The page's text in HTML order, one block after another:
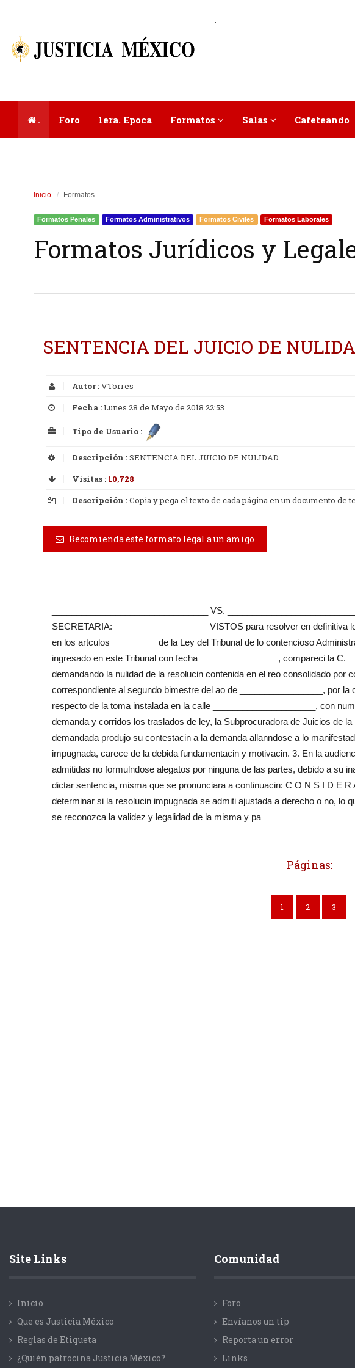
.
. Foro 1era. Epoca Formatos Salas Cafeteando
Inicio Formatos
Formatos Penales Formatos Administrativos Formatos Civiles Formatos Laborales
Formatos Jurídicos y
SENTENCIA DEL JUICIO DE
Autor :VTorres
Fecha :Lunes 28 de Mayo de 2018 22:53
Tipo de Usuario :
Descripción :SENTENCIA DEL JUICIO DE NULIDAD
Visitas : 10,728
Descripción :Copia y pega el texto de cada página en un documento de
Recomienda este formato legal a un amigo
________________________________ VS.
SECRETARIA: ___________________ VISTOS para resolver en
en los artculos _________ de la Ley del Tribunal de lo contencioso
ingresado en este Tribunal con fecha ________________, compareci la C.
demandando la nulidad de la resolucin contenida en el reo consolidado por
correspondiente al segundo bimestre del ao de _________________, por
respecto de la toma instalada en la calle _____________________, con
demanda y corridos los traslados de ley, la Subprocuradora de Juicios de
demandada produjo su contestacin a la demanda allanndose a lo
impugnada, carece de la debida fundamentacin y motivacin. 3. En la
admitidas no formulndose alegatos por ninguna de las partes, debido a su
dictar sentencia, misma que se pronunciara a continuacin: C O N S I D E
determinar si la resolucin impugnada se admiti ajustada a derecho o no, lo
se reconozca la validez y legalidad de la misma y pa
Páginas:
1 2 3
Site Links
Inicio
Que es Justicia México
Reglas de Etiqueta
¿Quién patrocina Justicia México?
Comunidad
Foro
Envíanos un tip
Reporta un error
Links